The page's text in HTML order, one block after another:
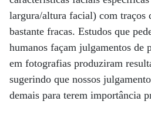
largura/altura facial) com traços
bastante fracas. Estudos que
humanos façam julgamentos de
em fotografias produziram
sugerindo que nossos
demais para terem importância